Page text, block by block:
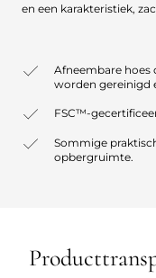
en een karakteristiek,
Afneembare hoes
worden gereinigd
FSC™-
Sommige
opbergruimte.